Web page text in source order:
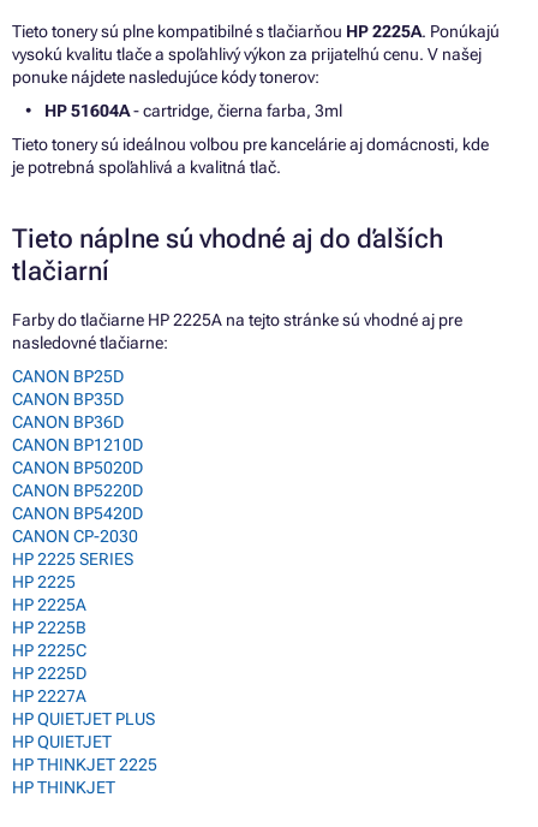
Tieto tonery sú plne kompatibilné s tlačiarňou HP 2225A. Ponúkajú
vysokú kvalitu tlače a spoľahlivý výkon za prijateľnú cenu. V našej
ponuke nájdete nasledujúce kódy tonerov:
HP 51604A- cartridge, čierna farba, 3ml
Tieto tonery sú ideálnou voľbou pre kancelárie aj domácnosti, kde
je potrebná spoľahlivá a kvalitná tlač.
Tieto náplne sú vhodné aj do ďalších
tlačiarní
Farby do tlačiarne HP 2225A na tejto stránke sú vhodné aj pre
nasledovné tlačiarne:
CANON BP25D
CANON BP35D
CANON BP36D
CANON BP1210D
CANON BP5020D
CANON BP5220D
CANON BP5420D
CANON CP-2030
HP 2225 SERIES
HP 2225
HP 2225A
HP 2225B
HP 2225C
HP 2225D
HP 2227A
HP QUIETJET PLUS
HP QUIETJET
HP THINKJET 2225
HP THINKJET